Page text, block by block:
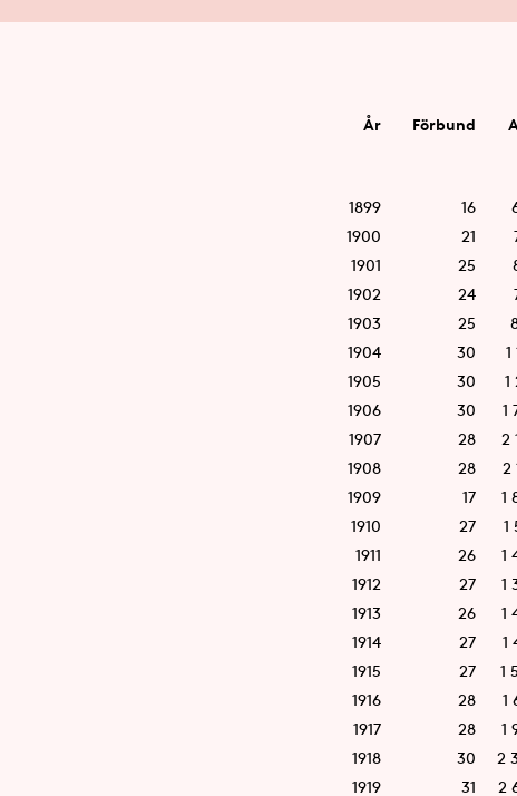
År Förbund
1899
16
1900
21
1901
25
1902
24
1903
25
1904
30 1
1905
30 1
1906
30 1
1907
28 2
1908
28 2
1909
17 1
1910
27 1
1911
26 1
1912
27 1
1913
26 1
1914
27 1
1915
27 1
1916
28 1
1917
28 1
1918
30 2
1919
31 2